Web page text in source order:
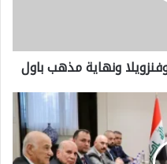
ونهاية مذهب باول